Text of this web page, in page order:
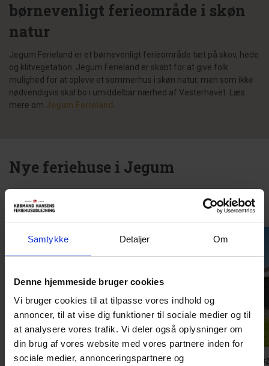
Samtykke Detaljer Om
Denne hjemmeside bruger cookies
Vi bruger cookies til at tilpasse vores indhold og
annoncer, til at vise dig funktioner til sociale medier og til
at analysere vores trafik. Vi deler også oplysninger om
din brug af vores website med vores partnere inden for
sociale medier, annonceringspartnere og
børnevenligt ferieområde i skøn
natur
Jegum Ferieland er et børnevenligt ferieområde tæt på skov, hede
og klitvegetation. Jegum Ferieland er skabt for at give folk
mulighed for at opleve et sommerhus i skøn natur, men som ikke
nødvendigvis skal bo i umiddelbar nærhed af Vesterhavet. Læs
mere om Jegum Ferieland
Nye feriehuse i Jegum
Nye sommerhuse Jegum
Miniferie
Indlæser...
Feriehus 4180 • Jegum Ferieland Feriehus